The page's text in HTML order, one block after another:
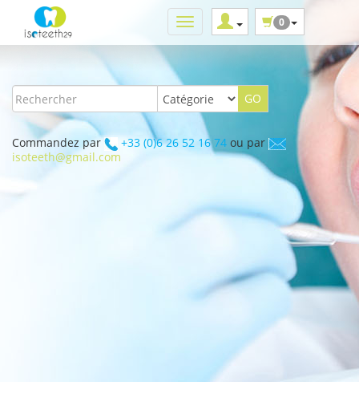
0
Commandez par +33 (0)6 26 52 16 74 ou par
isoteeth@gmail.com